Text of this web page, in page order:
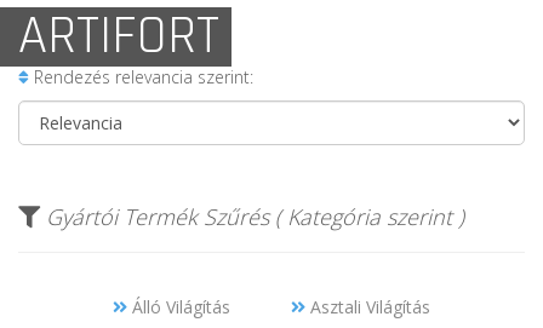
ARTIFORT
Rendezés relevancia szerint:
Gyártói Termék Szűrés ( Kategória szerint )
Álló Világítás Asztali Világítás